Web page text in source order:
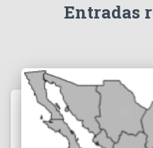
Entradas